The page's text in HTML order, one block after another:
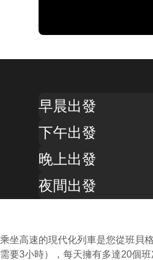
早晨出發
下午出發
晚上出發
夜間出發
乘坐高速的現代化列車是您從班貝
需要3小時），每天擁有多達20個